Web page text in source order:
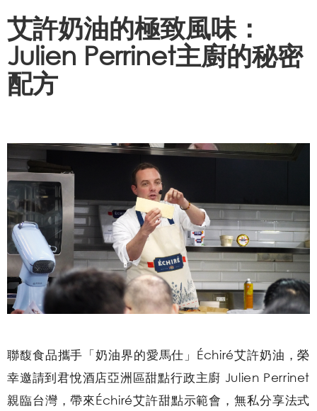
艾許奶油的極致風味：
Julien Perrinet主廚的秘密
配方
聯馥食品攜手「奶油界的愛馬仕」Échiré艾許奶油，榮
幸邀請到君悅酒店亞洲區甜點行政主廚 Julien Perrinet
親臨台灣，帶來Échiré艾許甜點示範會，無私分享法式